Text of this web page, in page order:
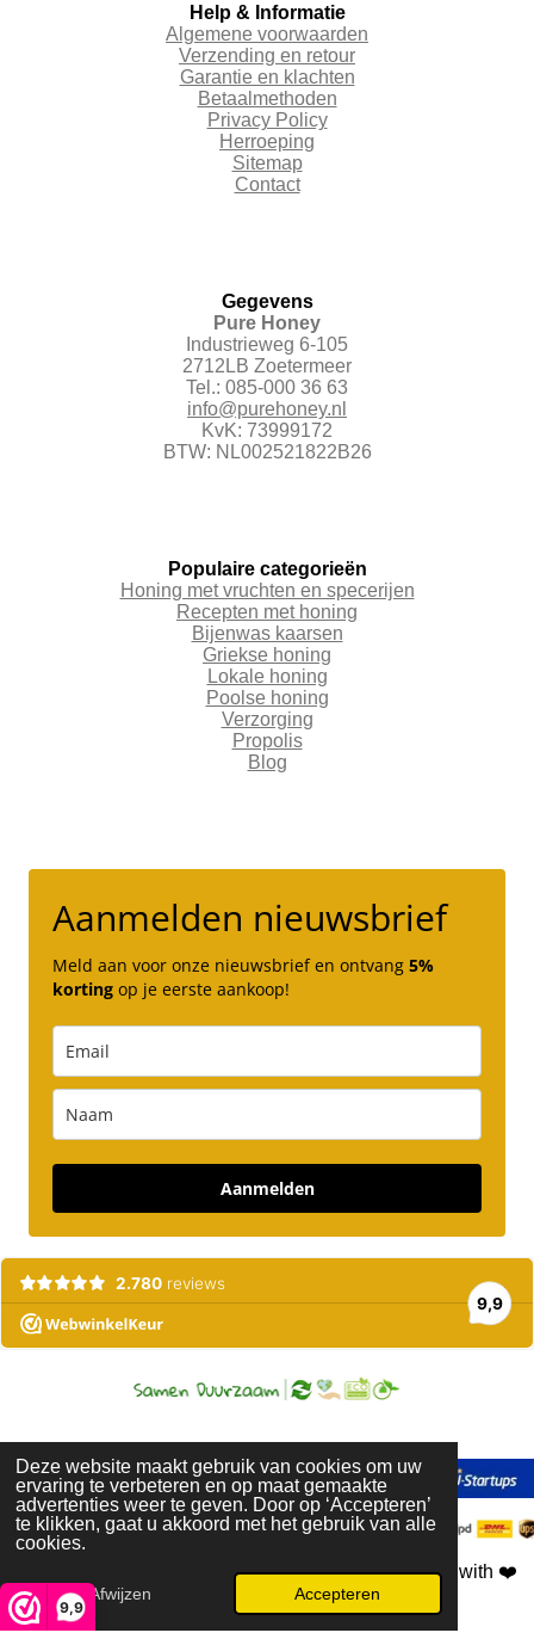
Deze website maakt gebruik van cookies om uw
ervaring te verbeteren en op maat gemaakte
advertenties weer te geven. Door op ‘Accepteren’
te klikken, gaat u akkoord met het gebruik van alle
cookies.
Afwijzen Accepteren
9,9
Help & Informatie
Algemene voorwaarden
Verzending en retour
Garantie en klachten
Betaalmethoden
Privacy Policy
Herroeping
Sitemap
Contact
Gegevens
Pure Honey
Industrieweg 6-105
2712LB Zoetermeer
Tel.: 085-000 36 63
info@purehoney.nl
KvK: 73999172
BTW: NL002521822B26
Populaire categorieën
Honing met vruchten en specerijen
Recepten met honing
Bijenwas kaarsen
Griekse honing
Lokale honing
Poolse honing
Verzorging
Propolis
Blog
Aanmelden nieuwsbrief
Meld aan voor onze nieuwsbrief en ontvang 5%
korting op je eerste aankoop!
Aanmelden
2018-2026 © Pure Honey. All rights reserved. Created with ❤️